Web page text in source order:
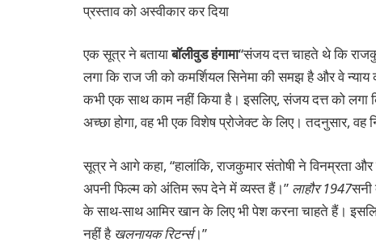
प्रस्ताव को अस्वीकार कर दिया
एक सूत्र ने बतायाबॉलीवुड हंगामा“संजय दत्त चाहते थे कि
लगा कि राज जी को कमर्शियल सिनेमा की समझ है और वे न्याय
कभी एक साथ काम नहीं किया है। इसलिए, संजय दत्त को लगा
अच्छा होगा, वह भी एक विशेष प्रोजेक्ट के लिए। तदनुसार,
सूत्र ने आगे कहा, “हालांकि, राजकुमार संतोषी ने विनम्रता
अपनी फिल्म को अंतिम रूप देने में व्यस्त हैं।” लाहौर 1947सनी
के साथ-साथ आमिर खान के लिए भी पेश करना चाहते हैं।
नहीं है खलनायक रिटर्न्स।”